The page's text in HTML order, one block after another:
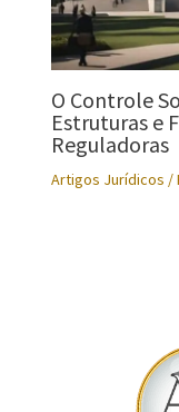
O Controle
Estruturas e
Reguladoras
Artigos Jurídicos /